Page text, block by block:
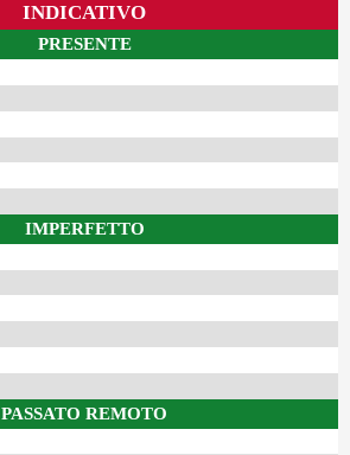
INDICATIVO
PRESENTE
IMPERFETTO
PASSATO REMOTO